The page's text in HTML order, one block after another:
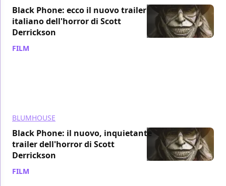
Black Phone: ecco il nuovo trailer
italiano dell'horror di Scott
Derrickson
FILM
BLUMHOUSE
Black Phone: il nuovo, inquietante
trailer dell'horror di Scott
Derrickson
FILM